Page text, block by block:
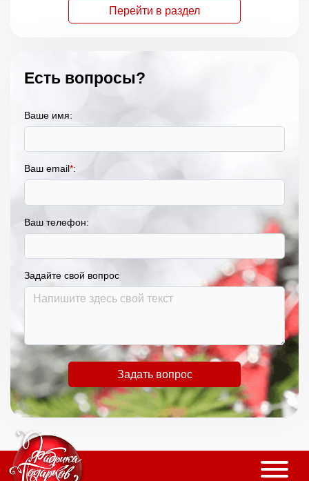
Перейти в раздел
Есть вопросы?
Ваше имя:
Ваш email*:
Ваш телефон:
Задайте свой вопрос
Задать вопрос